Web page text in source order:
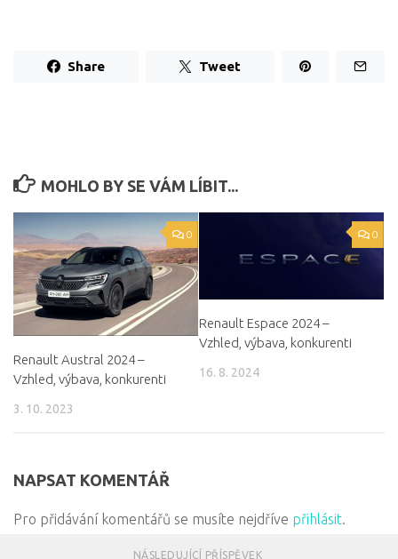
Share Tweet
MOHLO BY SE VÁM LÍBIT...
0
Renault Austral 2024 –
Vzhled, výbava, konkurenti
3. 10. 2023
0
Renault Espace 2024 –
Vzhled, výbava, konkurenti
16. 8. 2024
NAPSAT KOMENTÁŘ
Pro přidávání komentářů se musíte nejdříve přihlásit.
NÁSLEDUJÍCÍ PŘÍSPĚVEK